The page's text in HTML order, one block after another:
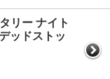
リー ナイト
ッドストッ